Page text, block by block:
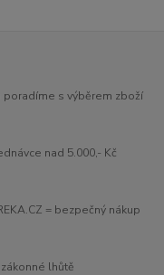
poradíme s výběrem zboží
nad 5.000,- Kč
= bezpečný nákup
lhůtě